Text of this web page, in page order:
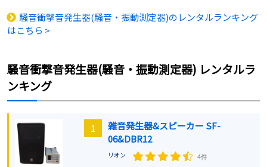
騒音衝撃音発生器(騒音・振動測定器)のレンタルランキング
はこちら >
騒音衝撃音発生器(騒音・振動測定器) レンタルラ
ンキング
1
雑音発生器&スピーカー SF-
06&DBR12
リオン 4件